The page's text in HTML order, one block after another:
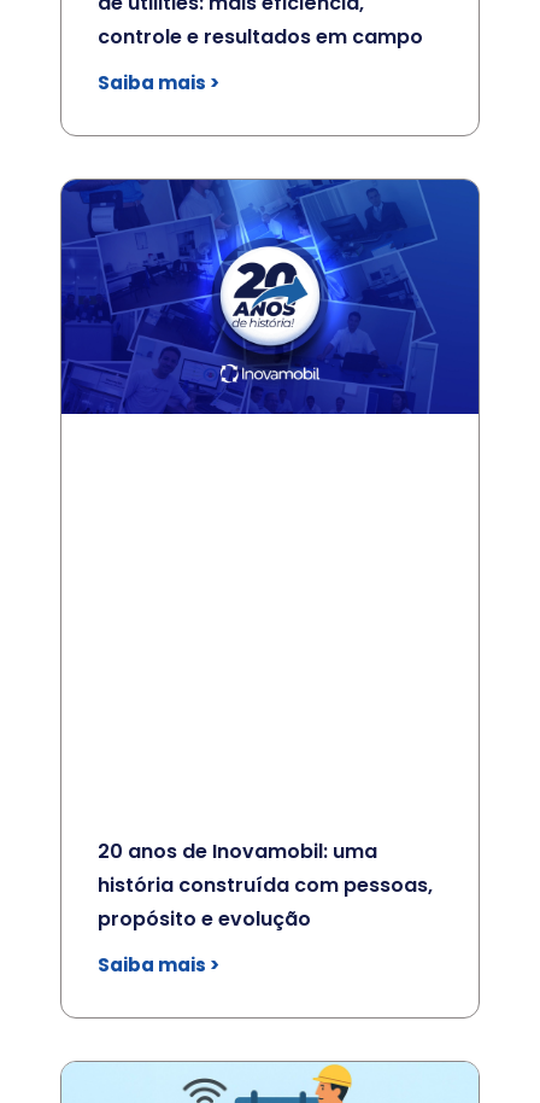
controle e resultados em campo
Saiba mais >
20 anos de Inovamobil: uma
história construída com pessoas,
propósito e evolução
Saiba mais >